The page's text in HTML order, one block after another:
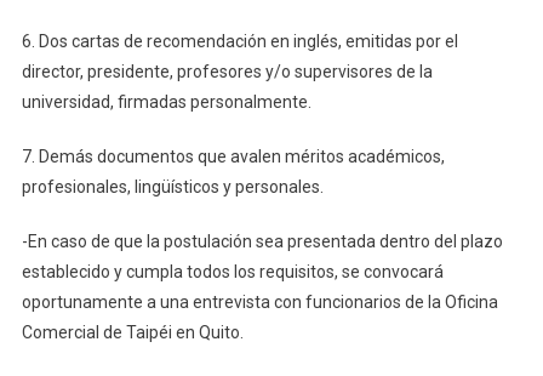
6. Dos cartas de recomendación en inglés, emitidas por el
director, presidente, profesores y/o supervisores de la
universidad, firmadas personalmente.
7. Demás documentos que avalen méritos académicos,
profesionales, lingüísticos y personales.
-En caso de que la postulación sea presentada dentro del plazo
establecido y cumpla todos los requisitos, se convocará
oportunamente a una entrevista con funcionarios de la Oficina
Comercial de Taipéi en Quito.